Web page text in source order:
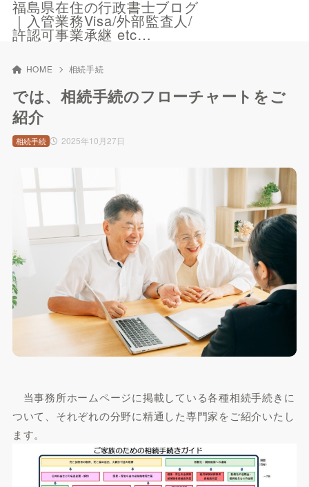
福島県在住の行政書士ブログ
｜入管業務Visa/外部監査人/
許認可事業承継 etc…
HOME 相続手続
では、相続手続のフローチャートをご
紹介
2025年10月27日
相続手続
当事務所ホームページに掲載している各種相続手続きに
ついて、それぞれの分野に精通した専門家をご紹介いたし
ます。